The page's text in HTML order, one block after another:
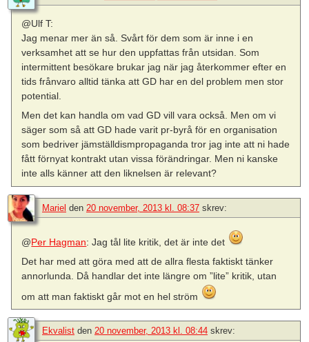
@Ulf T:
Jag menar mer än så. Svårt för dem som är inne i en
verksamhet att se hur den uppfattas från utsidan. Som
intermittent besökare brukar jag när jag återkommer efter en
tids frånvaro alltid tänka att GD har en del problem men stor
potential.
Men det kan handla om vad GD vill vara också. Men om vi
säger som så att GD hade varit pr-byrå för en organisation
som bedriver jämställdismpropaganda tror jag inte att ni hade
fått förnyat kontrakt utan vissa förändringar. Men ni kanske
inte alls känner att den liknelsen är relevant?
Mariel den 20 november, 2013 kl. 08:37 skrev:
@Per Hagman: Jag tål lite kritik, det är inte det
Det har med att göra med att de allra flesta faktiskt tänker
annorlunda. Då handlar det inte längre om ”lite” kritik, utan
om att man faktiskt går mot en hel ström
Ekvalist den 20 november, 2013 kl. 08:44 skrev: